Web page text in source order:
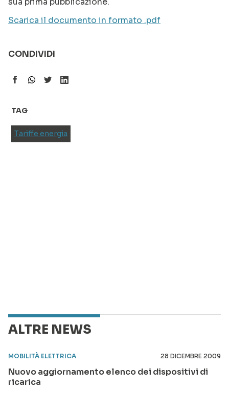
Scarica il documento in formato .pdf
CONDIVIDI
TAG
Tariffe energia
ALTRE NEWS
MOBILITÀ ELETTRICA 28 DICEMBRE 2009
Nuovo aggiornamento elenco dei dispositivi di
ricarica